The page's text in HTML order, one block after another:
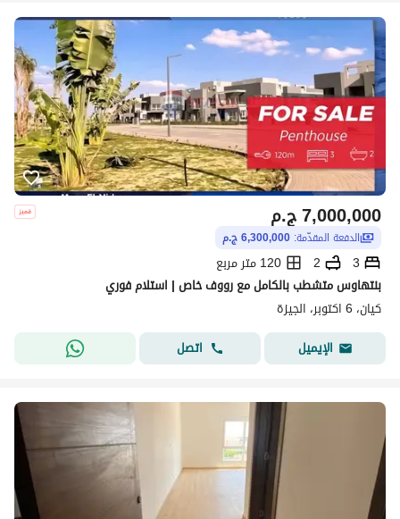
ج.م7,000,000
الدفعة المقدّمة: 6,300,000 ج.م
3
2
120 متر مربع
بنتهاوس متشطب بالكامل مع رووف خاص | استلام فوري
كيان، 6 اكتوبر، الجيزة
الإيميل
اتصل